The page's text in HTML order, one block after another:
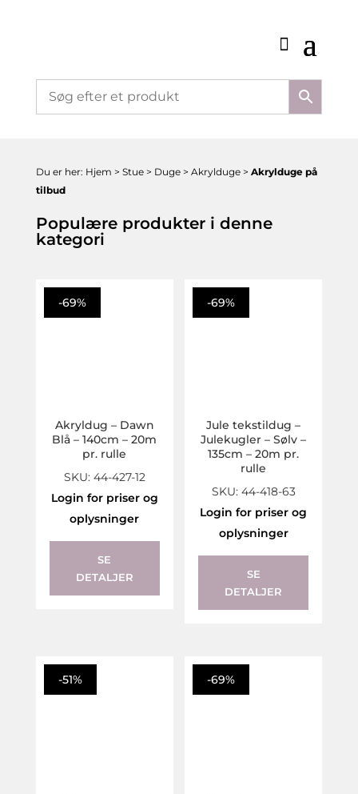
Du er her: Hjem > Stue> Duge> Akrylduge> Akrylduge på
tilbud
Populære produkter i denne
kategori
-69%
Akryldug – Dawn
Blå – 140cm – 20m
pr. rulle
SKU: 44-427-12
Login for priser og
oplysninger
SE
DETALJER
-69%
Jule tekstildug –
Julekugler – Sølv –
135cm – 20m pr.
rulle
SKU: 44-418-63
Login for priser og
oplysninger
SE
DETALJER
-51% -69%